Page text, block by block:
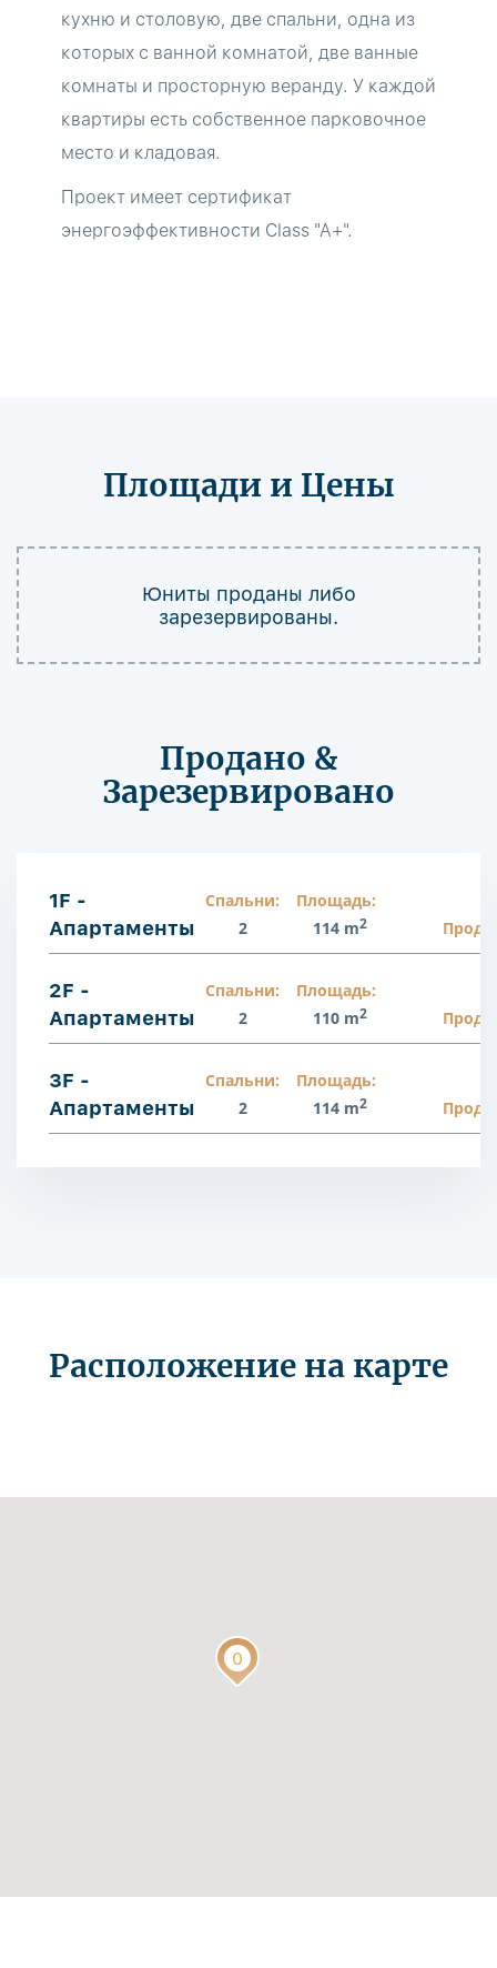
кухню и столовую, две спальни, одна из
которых с ванной комнатой, две ванные
комнаты и просторную веранду. У каждой
квартиры есть собственное парковочное
место и кладовая.
Проект имеет сертификат
энергоэффективности Class "A+".
Площади и Цены
Юниты проданы либо
зарезервированы.
Продано &
Зарезервировано
1F -
Апартаменты
Спальни:
2
Площадь:
114 m2
2F -
Апартаменты
Спальни:
2
Площадь:
110 m2
3F -
Апартаменты
Спальни:
2
Площадь:
114 m2
Расположение на карте